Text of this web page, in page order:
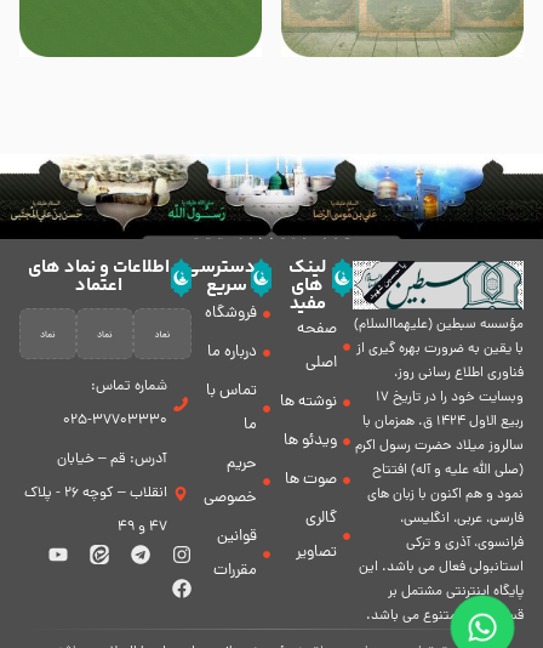
مؤسسه سبطين (عليهماالسلام)
با يقين به ضرورت بهره گیرى از
فناورى اطلاع رسانى روز،
وبسایت خود را در تاريخ 17
ربيع الاول 1424 ق. همزمان با
سالروز ميلاد حضرت رسول اكرم
(صلی الله علیه و آله) افتتاح
نمود و هم اكنون با زبان های
فارسی، عربى، انگلیسی،
فرانسوی، آذری و ترکی
استانبولی فعال مى باشد. اين
پايگاه اينترنتى مشتمل بر
قسمت هاى متنوع مى باشد.
لینک
های
مفید
صفحه
اصلی
نوشته ها
ویدئو ها
صوت ها
گالری
تصاویر
دسترسی
سریع
فروشگاه
درباره ما
تماس با
ما
حریم
خصوصی
قوانین
مقررات
اطلاعات و نماد های
اعتماد
شماره تماس:
37703330-025
آدرس: قم – خیابان
انقلاب – کوچه 26 - پلاک
47 و 49